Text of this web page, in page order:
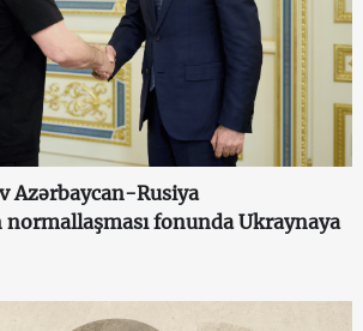
Azərbaycan-Rusiya
fonunda Ukraynaya